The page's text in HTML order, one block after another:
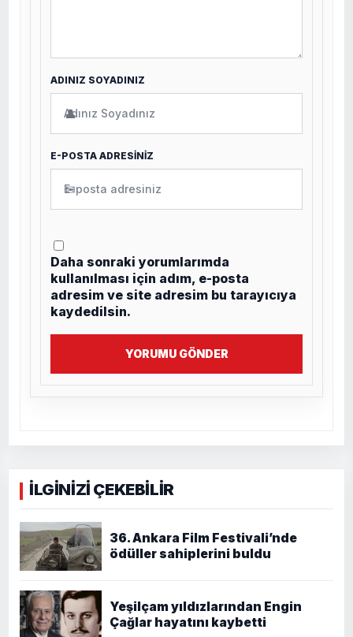
ADINIZ SOYADINIZ
👤
E-POSTA ADRESİNİZ
✉
Daha sonraki yorumlarımda
kullanılması için adım, e-posta
adresim ve site adresim bu tarayıcıya
kaydedilsin.
YORUMU GÖNDER
İLGİNİZİ ÇEKEBİLİR
36. Ankara Film Festivali’nde
ödüller sahiplerini buldu
Yeşilçam yıldızlarından Engin
Çağlar hayatını kaybetti